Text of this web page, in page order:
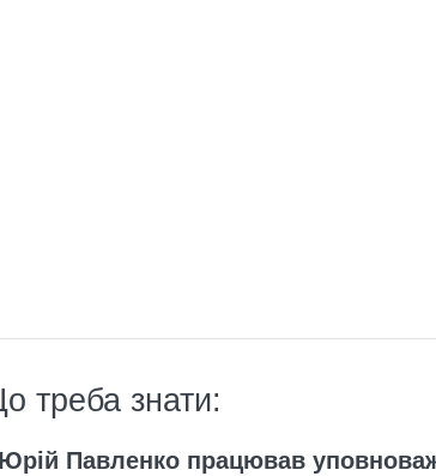
треба знати:
Юрій Павленко працював